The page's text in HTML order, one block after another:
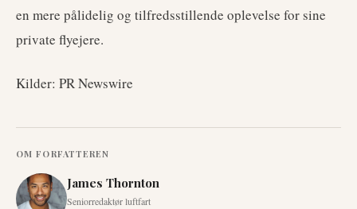
en mere pålidelig og tilfredsstillende oplevelse for sine
private flyejere.
Kilder: PR Newswire
OM FORFATTEREN
James Thornton
Seniorredaktør luftfart